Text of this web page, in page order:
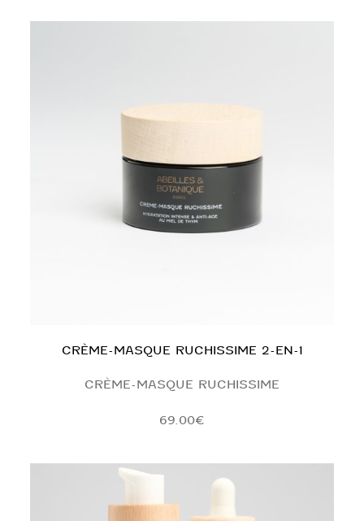
CRÈME-MASQUE RUCHISSIME 2-EN-1
CRÈME-MASQUE RUCHISSIME
69.00€